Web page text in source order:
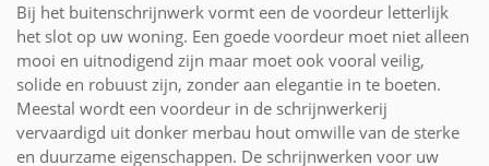
Bij het buitenschrijnwerk vormt een de voordeur letterlijk
het slot op uw woning. Een goede voordeur moet niet alleen
mooi en uitnodigend zijn maar moet ook vooral veilig,
solide en robuust zijn, zonder aan elegantie in te boeten.
Meestal wordt een voordeur in de schrijnwerkerij
vervaardigd uit donker merbau hout omwille van de sterke
en duurzame eigenschappen. De schrijnwerken voor uw